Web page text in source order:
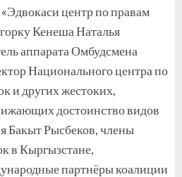
центр по правам
Кенеша Наталья
аппарата Омбудсмена
Национального центра по
и других жестоких,
достоинство видов
Бакыт Рысбеков, члены
в Кыргызстане,
партнёры коалиции